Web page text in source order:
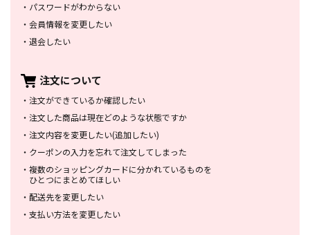
・ パスワードがわからない
・ 会員情報を変更したい
・ 退会したい
注文について
・ 注文ができているか確認したい
・ 注文した商品は現在どのような状態ですか
・ 注文内容を変更したい(追加したい)
・ クーポンの入力を忘れて注文してしまった
・ 複数のショッピングカードに分かれているものを
ひとつにまとめてほしい
・ 配送先を変更したい
・ 支払い方法を変更したい